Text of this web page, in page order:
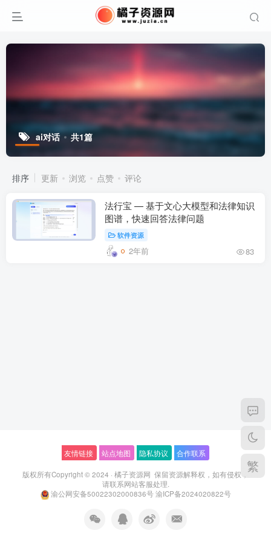
ai对话 共1篇
排序 更新 浏览 点赞 评论
法行宝 — 基于文心大模型和法律知识
图谱，快速回答法律问题
软件资源
2年前 83
友情链接 站点地图 隐私协议 合作联系
版权所有Copyright © 2024 · 橘子资源网 保留资源解释权，如有侵权，
请联系网站客服处理.
渝公网安备50022302000836号 渝ICP备2024020822号
繁